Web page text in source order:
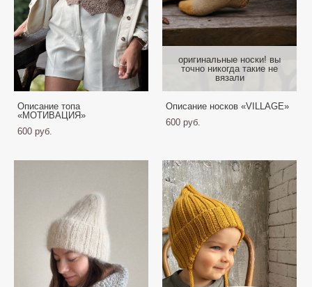
Описание топа
«МОТИВАЦИЯ»
600 pуб.
оригинальныe носки! вы
точно никогда такие не
вязали
Описание носков «VILLAGE»
600 pуб.